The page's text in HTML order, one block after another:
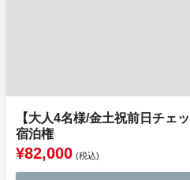
【大人4名様/金土祝前日チェ
宿泊権
¥82,000 (税込)